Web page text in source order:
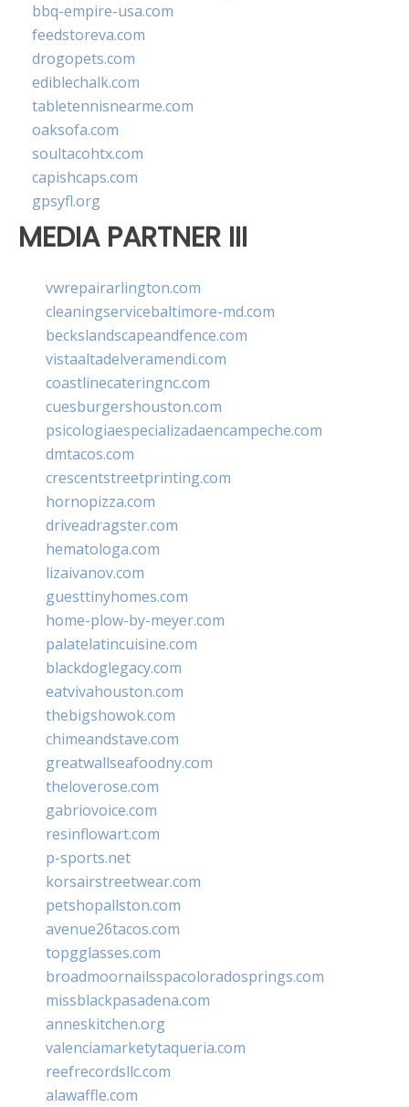
bbq-empire-usa.com
feedstoreva.com
drogopets.com
ediblechalk.com
tabletennisnearme.com
oaksofa.com
soultacohtx.com
capishcaps.com
gpsyfl.org
MEDIA PARTNER III
vwrepairarlington.com
cleaningservicebaltimore-md.com
beckslandscapeandfence.com
vistaaltadelveramendi.com
coastlinecateringnc.com
cuesburgershouston.com
psicologiaespecializadaencampeche.com
dmtacos.com
crescentstreetprinting.com
hornopizza.com
driveadragster.com
hematologa.com
lizaivanov.com
guesttinyhomes.com
home-plow-by-meyer.com
palatelatincuisine.com
blackdoglegacy.com
eatvivahouston.com
thebigshowok.com
chimeandstave.com
greatwallseafoodny.com
theloverose.com
gabriovoice.com
resinflowart.com
p-sports.net
korsairstreetwear.com
petshopallston.com
avenue26tacos.com
topgglasses.com
broadmoornailsspacoloradosprings.com
missblackpasadena.com
anneskitchen.org
valenciamarketytaqueria.com
reefrecordsllc.com
alawaffle.com